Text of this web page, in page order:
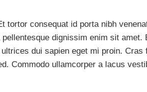
tortor consequat id porta nibh
dignissim enim sit amet.
dui sapien eget mi proin. Cras
Commodo ullamcorper a lacus